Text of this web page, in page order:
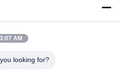
de 10m m 100m m 150m m,
inoxidable empernan métrico
doble de la impulsión de Pozi de
3:07 AM
looking for?